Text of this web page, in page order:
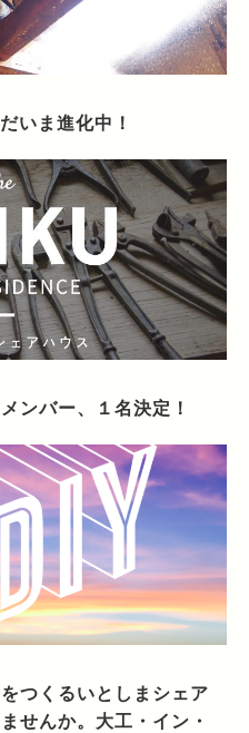
いま進化中！
ンバー、１名決定！
つくるいとしまシェア
せんか。大工・イン・